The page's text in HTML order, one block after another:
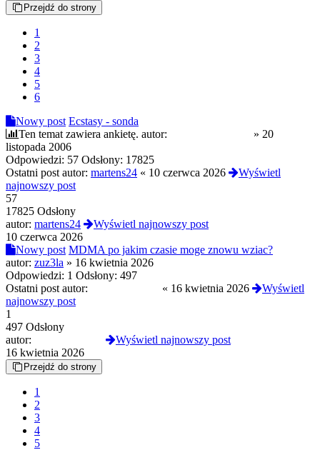
Przejdź do strony
1
2
3
4
5
6
Nowy post Ecstasy - sonda
Ten temat zawiera ankietę. autor: » 20
listopada 2006
Odpowiedzi: 57 Odsłony: 17825
Ostatni post autor: martens24 « 10 czerwca 2026
Wyświetl
najnowszy post
57
17825 Odsłony
autor: martens24
Wyświetl najnowszy post
10 czerwca 2026
Nowy post MDMA po jakim czasie moge znowu wziac?
autor: zuz3la » 16 kwietnia 2026
Odpowiedzi: 1 Odsłony: 497
Ostatni post autor:
« 16 kwietnia 2026
Wyświetl
najnowszy post
1
497 Odsłony
autor:
Wyświetl najnowszy post
16 kwietnia 2026
Przejdź do strony
1
2
3
4
5